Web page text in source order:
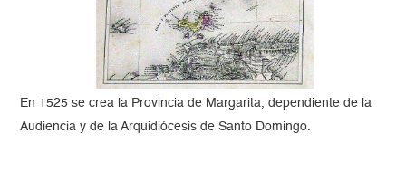
En 1525 se crea la Provincia de Margarita, dependiente de la
Audiencia y de la Arquidiócesis de Santo Domingo.